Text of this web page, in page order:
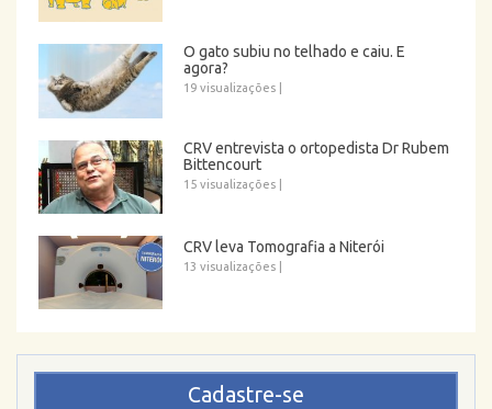
O gato subiu no telhado e caiu. E
agora?
19 visualizações
CRV entrevista o ortopedista Dr Rubem
Bittencourt
15 visualizações
CRV leva Tomografia a Niterói
13 visualizações
Cadastre-se